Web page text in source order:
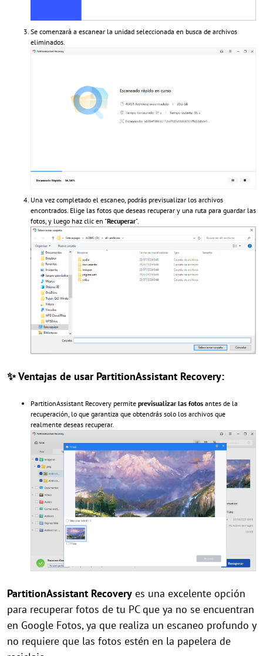
Se comenzará a escanear la unidad seleccionada en busca de archivos
eliminados.
Una vez completado el escaneo, podrás previsualizar los archivos
encontrados. Elige las fotos que deseas recuperar y una ruta para guardar las
fotos, y luego haz clic en "Recuperar".
✨ Ventajas de usar PartitionAssistant Recovery:
PartitionAssistant Recovery permite previsualizar las fotos antes de la
recuperación, lo que garantiza que obtendrás solo los archivos que
realmente deseas recuperar.
PartitionAssistant Recovery es una excelente opción
para recuperar fotos de tu PC que ya no se encuentran
en Google Fotos, ya que realiza un escaneo profundo y
no requiere que las fotos estén en la papelera de